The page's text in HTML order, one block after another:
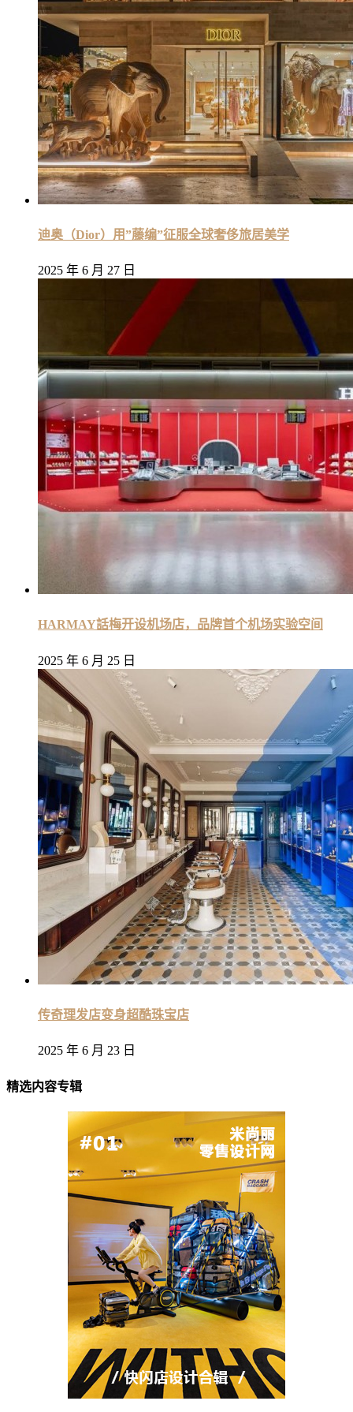
迪奥（Dior）用”藤编”征服全球奢侈旅居美学
2025 年 6 月 27 日
HARMAY話梅开设机场店，品牌首个机场实验空间
2025 年 6 月 25 日
传奇理发店变身超酷珠宝店
2025 年 6 月 23 日
精选内容专辑